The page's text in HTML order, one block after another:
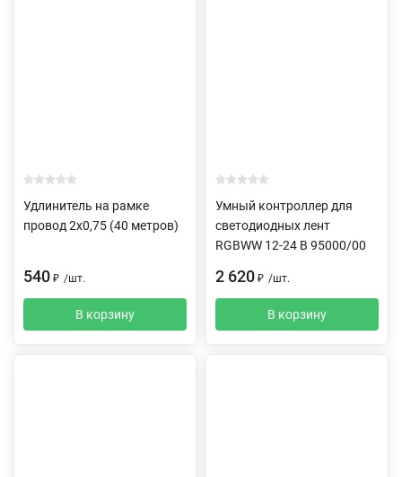
Удлинитель на рамке
провод 2х0,75 (40 метров)
540 ₽ /шт.
В корзину
Умный контроллер для
светодиодных лент
RGBWW 12-24 В 95000/00
2 620 ₽ /шт.
В корзину